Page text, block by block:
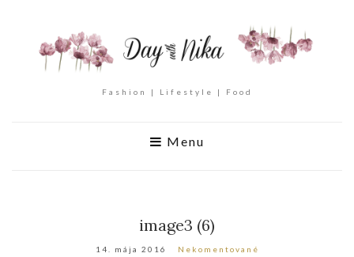
Fashion | Lifestyle | Food
Menu
image3 (6)
14. mája 2016 Nekomentované